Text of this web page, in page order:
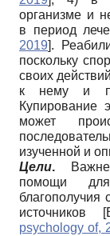
организме и
в период
2019].
поскольку
своих
к нему и
Купирование
может
изученной и
Цели.
помощи для
благополучия
источников
[
psychology of,